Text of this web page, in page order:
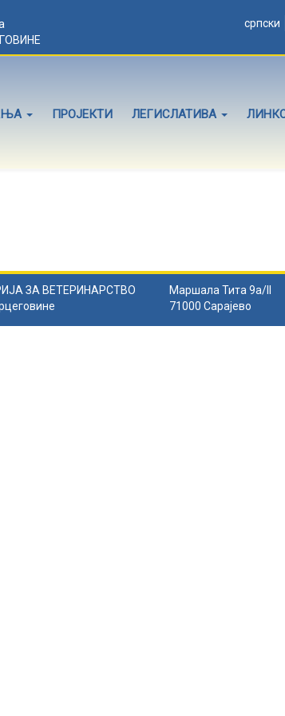
српски
ПРОЈЕКТИ ЛЕГИСЛАТИВА
ЗА ВЕТЕРИНАРСТВО
Маршала Тита 9а/II
71000 Сарајево